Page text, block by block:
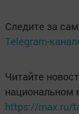
Следите за
Telegram-
Читайте
национальном
https://max.ru/